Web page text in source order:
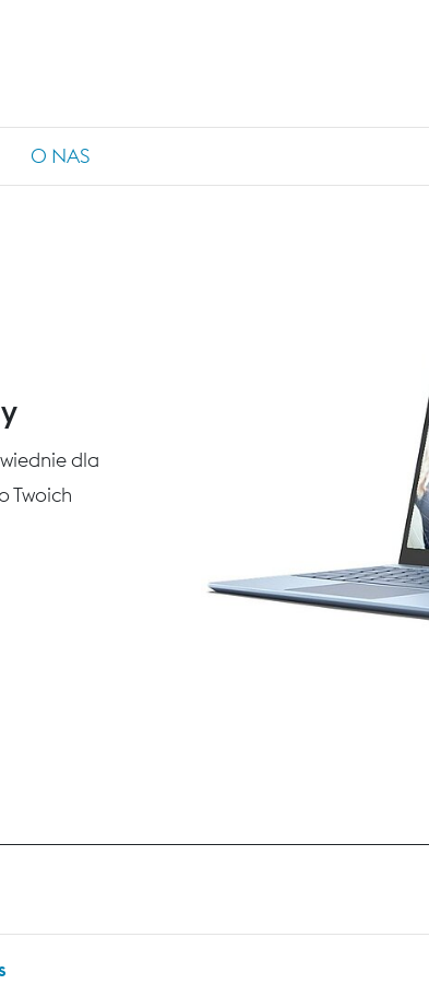
O NAS
dla
Twoich